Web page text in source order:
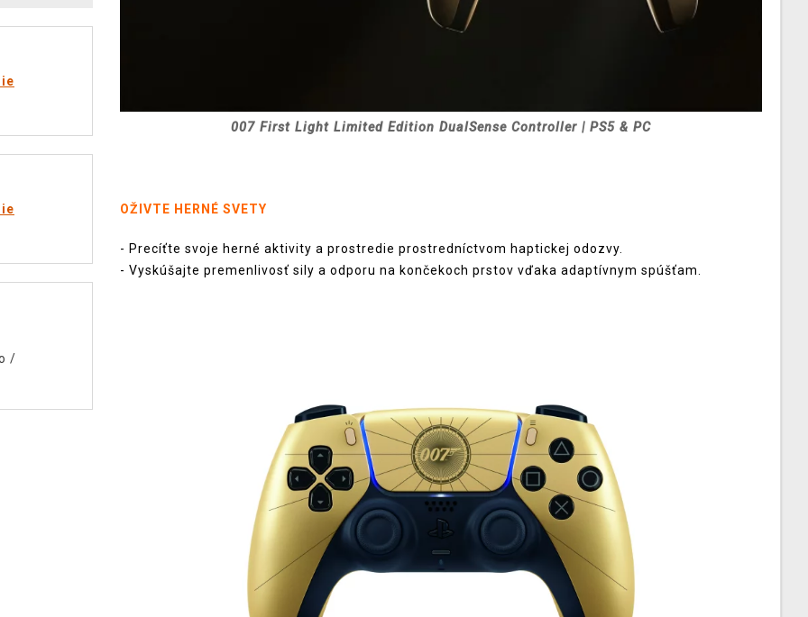
/
007 First Light Limited Edition DualSense Controller | PS5 & PC
OŽIVTE HERNÉ SVETY
- Precíťte svoje herné aktivity a prostredie prostredníctvom haptickej odozvy.
- Vyskúšajte premenlivosť sily a odporu na končekoch prstov vďaka adaptívnym spúšťam.